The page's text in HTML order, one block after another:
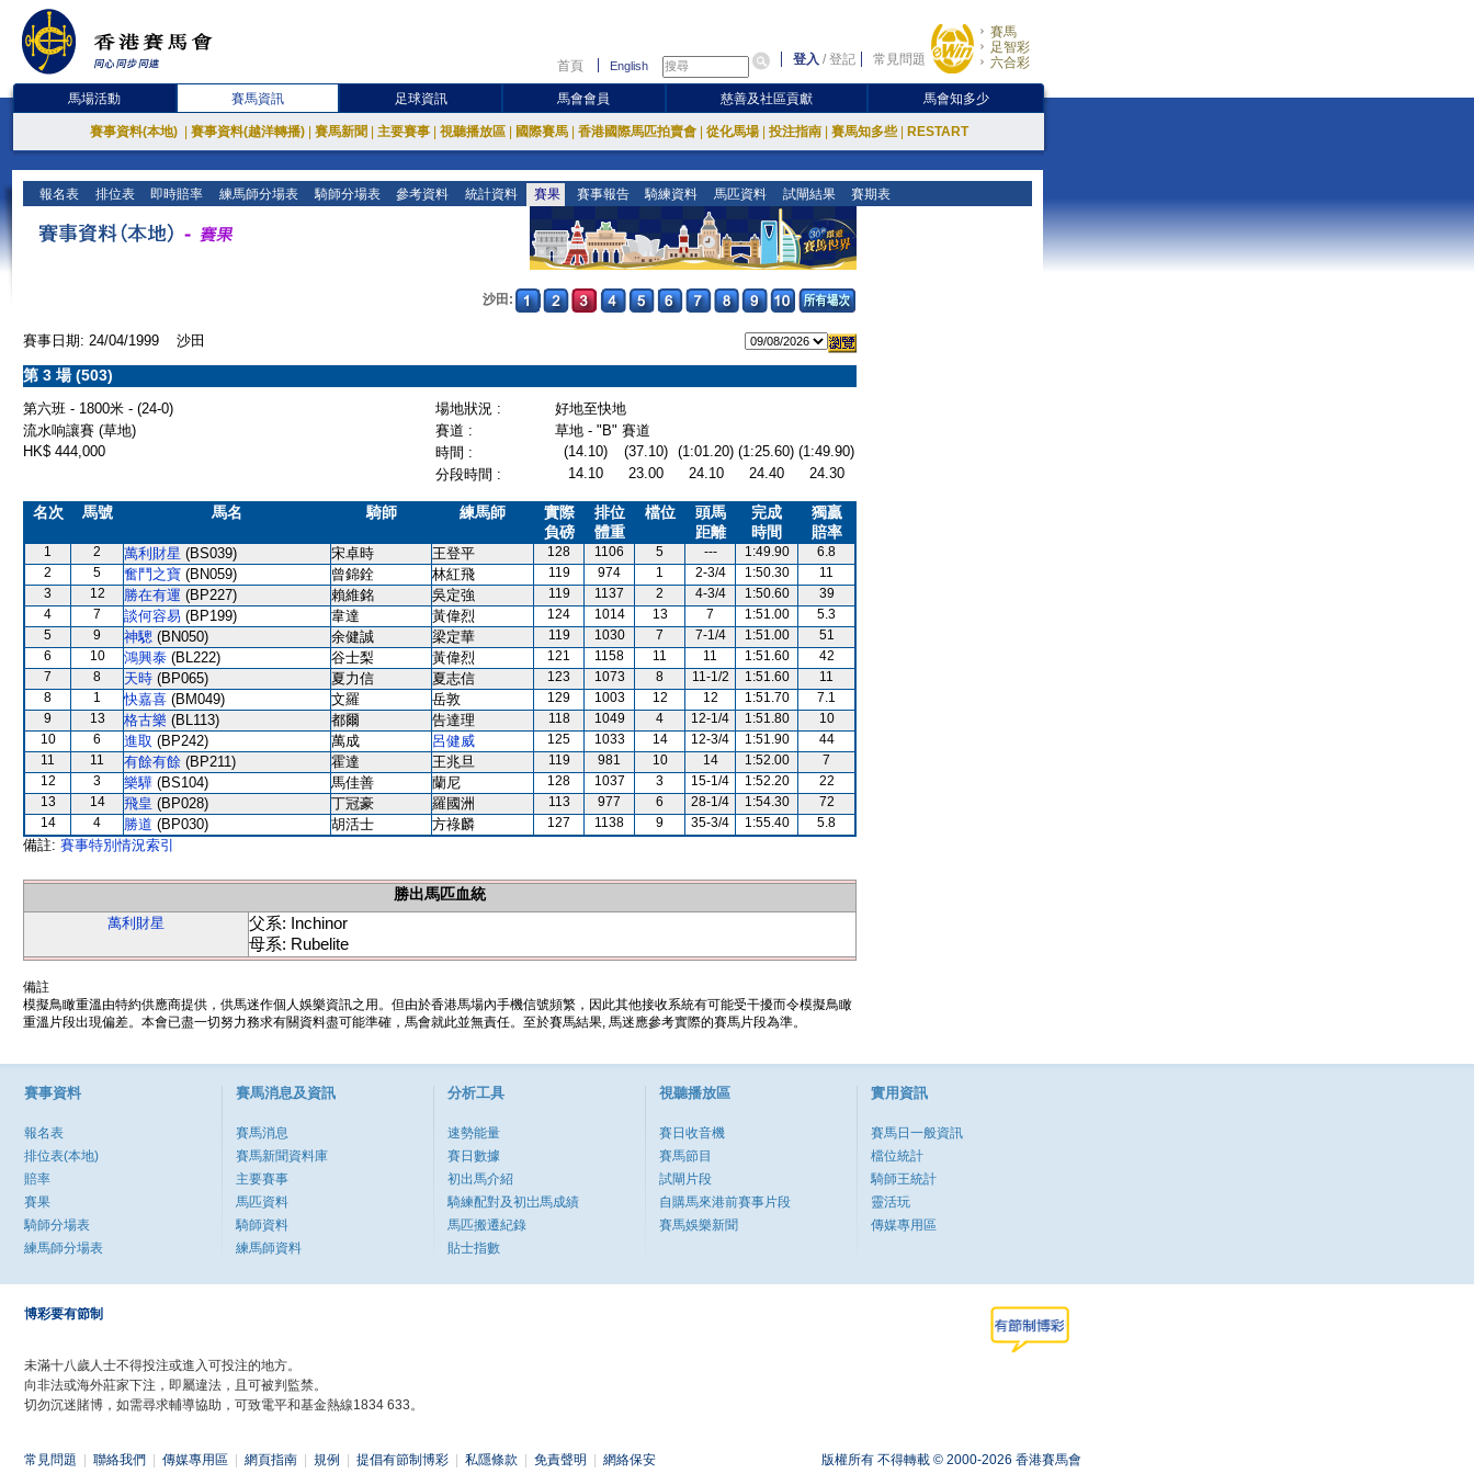
首頁 English 登入 /登記 常見問題
賽馬
足智彩
六合彩
馬場活動 賽馬資訊 足球資訊 馬會會員 慈善及社區貢獻 馬會知多少
賽事資料(本地) 賽事資料(越洋轉播) 賽馬新聞 主要賽事 視聽播放區 國際賽馬 香港國際馬匹拍賣會 從化馬場 投注指南 賽馬知多些 RESTART
報名表 排位表 即時賠率 練馬師分場表 騎師分場表 參考資料 統計資料 賽果 賽事報告 騎練資料 馬匹資料 試閘結果 賽期表
沙田:
賽事日期: 24/04/1999 沙田
第 3 場 (503)
第六班 - 1800米 - (24-0) 場地狀況 :
好地至快地
流水响讓賽 (草地)
賽道 :
草地 - "B" 賽道
HK$ 444,000
時間 : (14.10) (37.10) (1:01.20) (1:25.60) (1:49.90)
分段時間 :
14.10 23.00 24.10 24.40 24.30
名次 馬號 馬名 騎師 練馬師
實際
負磅
排位
體重
檔位
頭馬
距離
完成
時間
獨贏
賠率
1 2 萬利財星 (BS039) 宋卓時 王登平 128 1106 5 --- 1:49.90
6.8
2
5 奮鬥之寶 (BN059) 曾錦銓 林紅飛 119 974 1 2-3/4 1:50.30
11
3
12 勝在有運 (BP227) 賴維銘 吳定強 119 1137 2 4-3/4 1:50.60
39
4
7 談何容易 (BP199) 韋達 黃偉烈 124 1014 13 7 1:51.00
5.3
5
9 神驄 (BN050) 余健誠 梁定華 119 1030 7 7-1/4 1:51.00
51
6
10 鴻興泰 (BL222) 谷士梨 黃偉烈 121 1158 11 11 1:51.60
42
7
8 天時 (BP065) 夏力信 夏志信 123 1073 8 11-1/2 1:51.60
11
8
1 快嘉喜 (BM049) 文羅 岳敦 129 1003 12 12 1:51.70
7.1
9
13 格古樂 (BL113) 都爾 告達理 118 1049 4 12-1/4 1:51.80
10
10
6 進取 (BP242) 萬成 呂健威 125 1033 14 12-3/4 1:51.90
44
11
11 有餘有餘 (BP211) 霍達 王兆旦 119 981 10 14 1:52.00
7
12
3 樂驊 (BS104) 馬佳善 蘭尼 128 1037 3 15-1/4 1:52.20
22
13
14 飛皇 (BP028) 丁冠豪 羅國洲 113 977 6 28-1/4 1:54.30
72
14
4 勝道 (BP030) 胡活士 方祿麟 127 1138 9 35-3/4 1:55.40 5.8
備註: 賽事特別情況索引
勝出馬匹血統
萬利財星
父系: Inchinor
母系: Rubelite
備註
模擬鳥瞰重溫由特約供應商提供，供馬迷作個人娛樂資訊之用。但由於香港馬場內手機信號頻繁，因此其他接收系統有可能受干擾而令模擬鳥瞰
重溫片段出現偏差。本會已盡一切努力務求有關資料盡可能準確，馬會就此並無責任。至於賽馬結果, 馬迷應參考實際的賽馬片段為準。
賽事資料
報名表
排位表(本地)
賠率
賽果
騎師分場表
練馬師分場表
賽馬消息及資訊
賽馬消息
賽馬新聞資料庫
主要賽事
馬匹資料
騎師資料
練馬師資料
分析工具
速勢能量
賽日數據
初出馬介紹
騎練配對及初岀馬成績
馬匹搬遷紀錄
貼士指數
視聽播放區
賽日收音機
賽馬節目
試閘片段
自購馬來港前賽事片段
賽馬娛樂新聞
實用資訊
賽馬日一般資訊
檔位統計
騎師王統計
靈活玩
傳媒專用區
博彩要有節制
未滿十八歲人士不得投注或進入可投注的地方。
向非法或海外莊家下注，即屬違法，且可被判監禁。
切勿沉迷賭博，如需尋求輔導協助，可致電平和基金熱線1834 633。
常見問題 聯絡我們 傳媒專用區 網頁指南 規例 提倡有節制博彩 私隱條款 免責聲明 網絡保安 版權所有 不得轉載 © 2000-2026 香港賽馬會